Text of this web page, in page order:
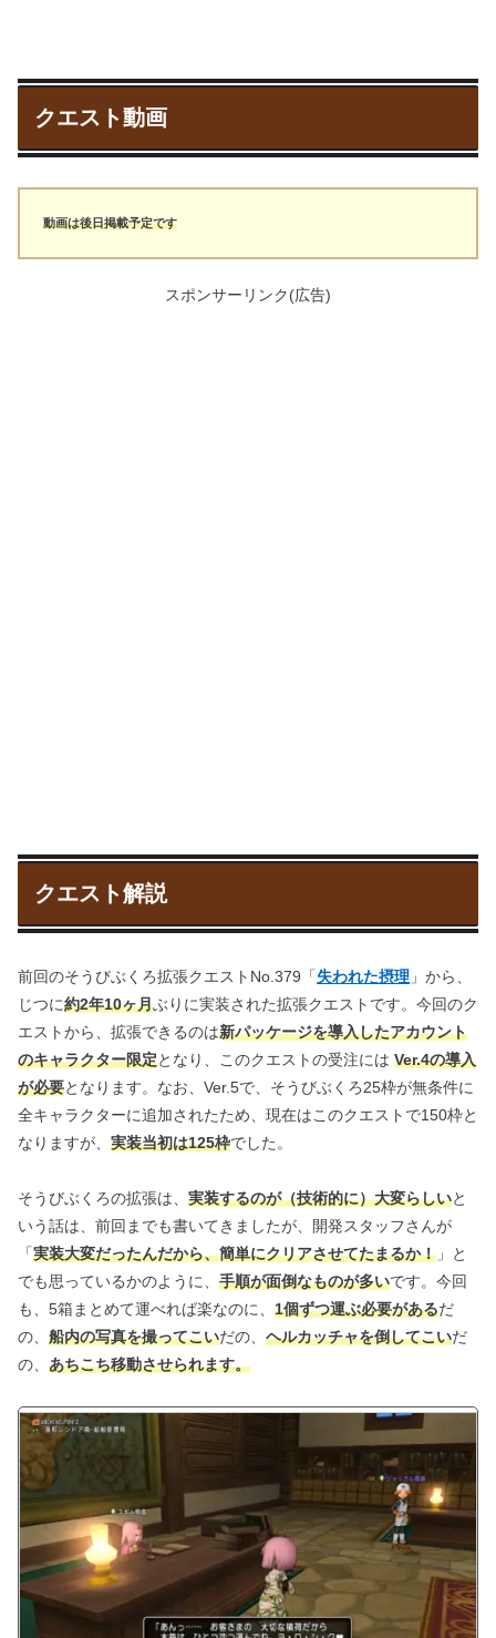
クエスト動画
動画は後日掲載予定です
スポンサーリンク(広告)
クエスト解説
前回のそうびぶくろ拡張クエストNo.379「失われた摂理 」から、
じつに約2年10ヶ月ぶりに実装された拡張クエストです。今回のク
エストから、拡張できるのは新パッケージを導入したアカウント
のキャラクター限定となり、このクエストの受注には Ver.4の導入
が必要となります。なお、Ver.5で、そうびぶくろ25枠が無条件に
全キャラクターに追加されたため、現在はこのクエストで150枠と
なりますが、 実装当初は125枠でした。
そうびぶくろの拡張は、 実装するのが（技術的に）大変らしいと
いう話は、前回までも書いてきましたが、開発スタッフさんが
「実装大変だったんだから、簡単にクリアさせてたまるか！ 」と
でも思っているかのように、 手順が面倒なものが多いです。今回
も、5箱まとめて運べれば楽なのに、 1個ずつ運ぶ必要があるだ
の、 船内の写真を撮ってこいだの、 ヘルカッチャを倒してこいだ
の、 あちこち移動させられます。